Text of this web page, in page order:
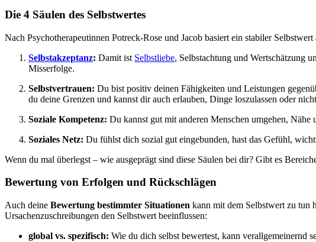
Die 4 Säulen des Selbstwertes
Nach Psychotherapeutinnen Potreck-Rose und Jacob basiert ein stabiler
Selbstakzeptanz: Damit ist Selbstliebe, Selbstachtung und Wertschätzung
Misserfolge.
Selbstvertrauen: Du bist positiv deinen Fähigkeiten und Leistungen
du deine Grenzen und kannst dir auch erlauben, Dinge loszulassen oder
Soziale Kompetenz: Du kannst gut mit anderen Menschen umgehen, Nähe
Soziales Netz: Du fühlst dich sozial gut eingebunden, hast das Gefühl,
Wenn du mal überlegst – wie ausgeprägt sind diese Säulen bei dir? Gibt es
Bewertung von Erfolgen und Rückschlägen
Auch deine Bewertung bestimmter Situationen kann mit dem Selbstwert zu tun
Ursachenzuschreibungen den Selbstwert beeinflussen:
global vs. spezifisch: Wie du dich selbst bewertest, kann verallgemeinernd